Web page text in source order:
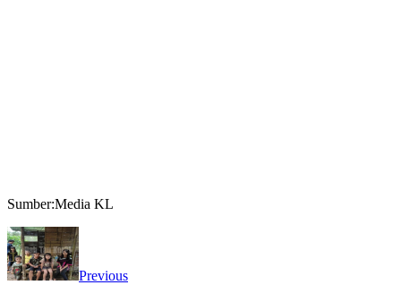
Sumber:Media KL
Previous